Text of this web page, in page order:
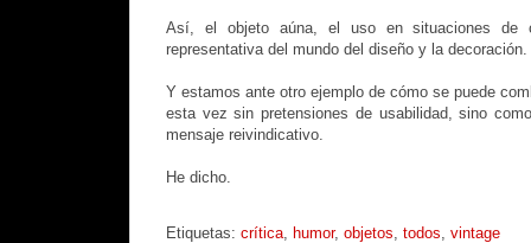
Así, el objeto aúna, el uso en situaciones de
representativa del mundo del diseño y la decoración.
Y estamos ante otro ejemplo de cómo se puede
esta vez sin pretensiones de usabilidad, sino
mensaje reivindicativo.
He dicho.
Etiquetas: crítica humor, objetos todos vintage